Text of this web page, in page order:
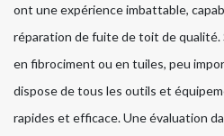
ont une expérience imbattable,
réparation de fuite de toit de qualité.
en fibrociment ou en tuiles, peu
dispose de tous les outils et
rapides et efficace. Une évaluation